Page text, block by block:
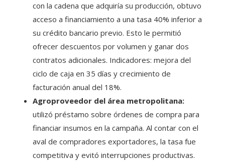
con la cadena que adquiría su producción, obtuvo
acceso a financiamiento a una tasa 40% inferior a
su crédito bancario previo. Esto le permitió
ofrecer descuentos por volumen y ganar dos
contratos adicionales. Indicadores: mejora del
ciclo de caja en 35 días y crecimiento de
facturación anual del 18%.
Agroproveedor del área metropolitana:
utilizó préstamo sobre órdenes de compra para
financiar insumos en la campaña. Al contar con el
aval de compradores exportadores, la tasa fue
competitiva y evitó interrupciones productivas.